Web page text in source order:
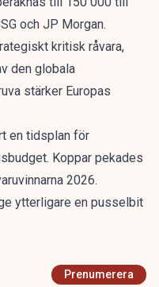
och JP Morgan.
kritisk råvara,
den globala
stärker Europas
en tidsplan för
Koppar pekades
2026.
ytterligare en pusselbit
Prenumerera